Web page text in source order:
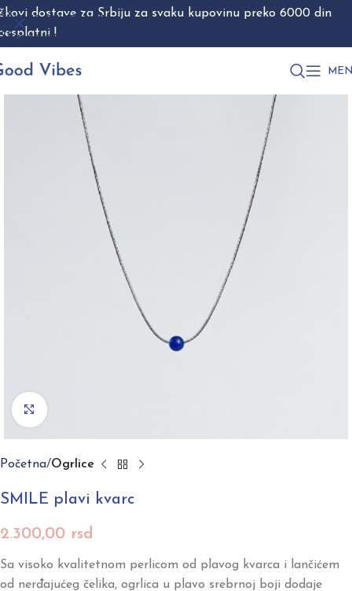
Skip to navigation
Skip to main content
Početna Ogrlice
SMILE plavi kvarc
2.300,00 rsd
Sa visoko kvalitetnom perlicom od plavog kvarca i lančićem
od nerđajućeg čelika, ogrlica u plavo srebrnoj boji dodaje
dostave za Srbiju za svaku kupovinu preko 6000 din
!